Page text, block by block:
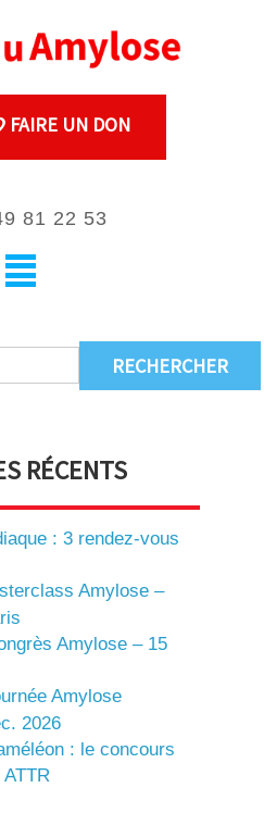
FAIRE UN DON
81 22 53
RÉCENTS
: 3 rendez-vous
Amylose –
Amylose – 15
Amylose
2026
: le concours